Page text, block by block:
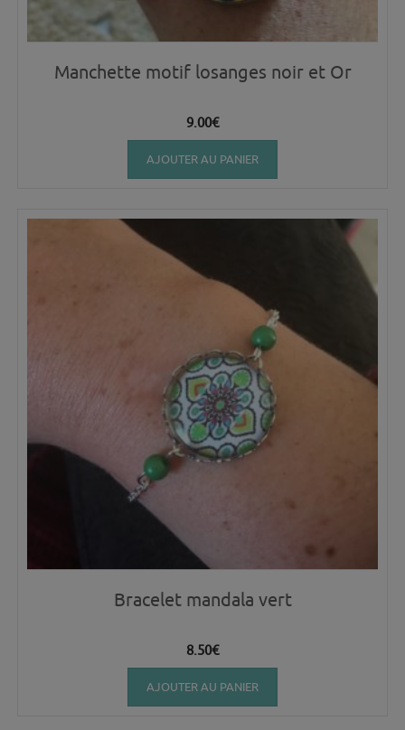
Manchette motif losanges noir et Or
9.00€
AJOUTER AU PANIER
Bracelet mandala vert
8.50€
AJOUTER AU PANIER